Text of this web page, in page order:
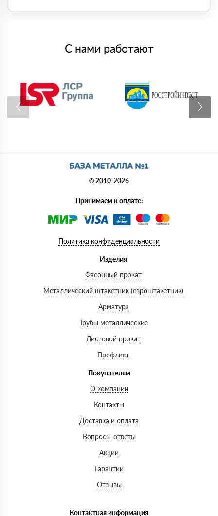
С нами работают
© 2010-2026
Принимаем к оплате:
Политика конфиденциальности
Изделия
Фасонный прокат
Металлический штакетник (евроштакетник)
Арматура
Трубы металлические
Листовой прокат
Профлист
Покупателям
О компании
Контакты
Доставка и оплата
Вопросы-ответы
Акции
Гарантии
Отзывы
Контактная информация